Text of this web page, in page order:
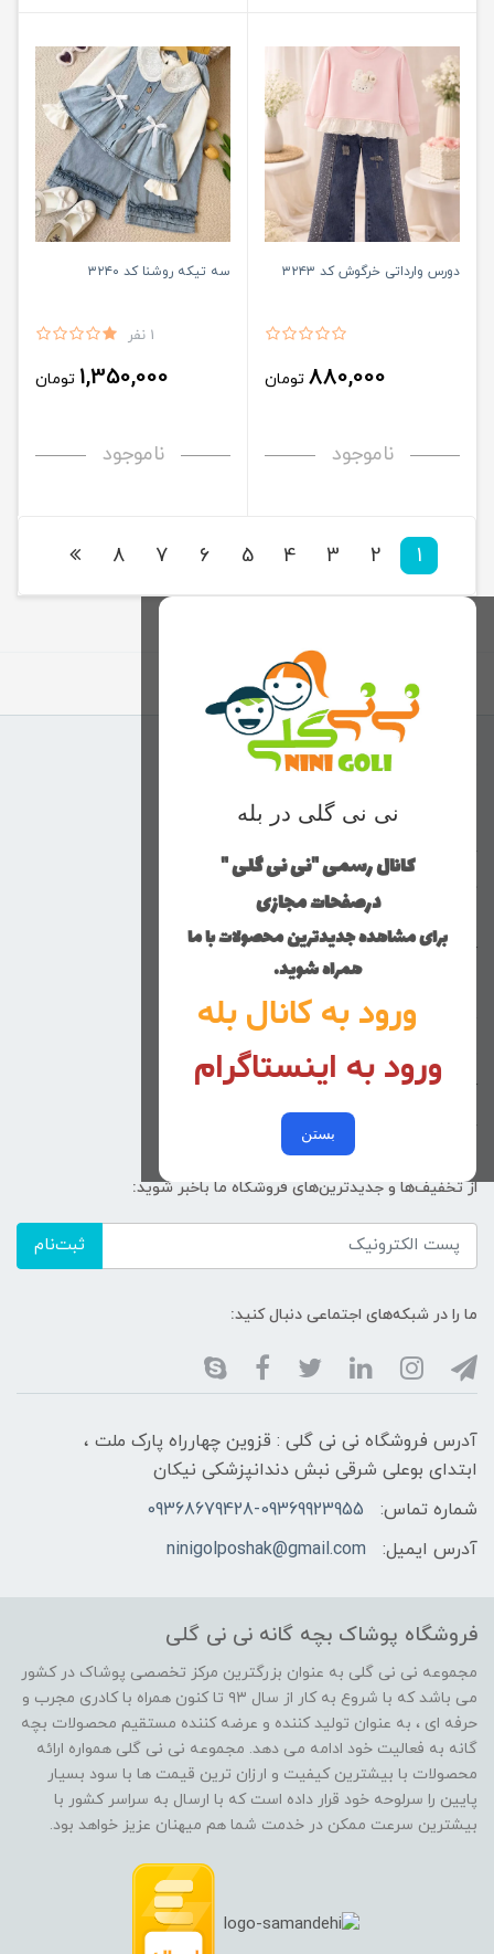
دورس وارداتی خرگوش کد ۳۲۴۳
880,000 تومان
ناموجود
سه تیکه روشنا کد ۳۲۴۰
1 نفر
1,350,000 تومان
ناموجود
1
2
3
4
5
6
7
8
نی نی گلی در بله
کانال رسمی "نی نی گلی "
درصفحات مجازی
برای مشاهده جدیدترین محصولات با ما
همراه شوید.
ورود به کانال بله
ورود به اینستاگرام
بستن
برگشت به بالا
منوی وب‌سایت
خانه
کوچولوهای نی نی گلی
تماس با ما
کد پیگیری سفارشات
خرید عمده
از تخفیف‌ها و جدیدترین‌های فروشگاه ما باخبر شوید:
ثبت‌نام
ما را در شبکه‌های اجتماعی دنبال کنید:
آدرس فروشگاه نی نی گلی : قزوین چهارراه پارک ملت ،
ابتدای بوعلی شرقی نبش دندانپزشکی نیکان
شماره تماس:
09368679428-09369923955
آدرس ایمیل:
ninigolposhak@gmail.com
فروشگاه پوشاک بچه گانه نی نی گلی
مجموعه نی نی گلی به عنوان بزرگترین مرکز تخصصی پوشاک در کشور
می باشد که با شروع به کار از سال ۹۳ تا کنون همراه با کادری مجرب و
حرفه ای ، به عنوان تولید کننده و عرضه کننده مستقیم محصولات بچه
گانه به فعالیت خود ادامه می دهد. مجموعه نی نی گلی همواره ارائه
محصولات با بیشترین کیفیت و ارزان ترین قیمت ها با سود بسیار
پایین را سرلوحه خود قرار داده است که با ارسال به سراسر کشور با
بیشترین سرعت ممکن در خدمت شما هم میهنان عزیز خواهد بود.